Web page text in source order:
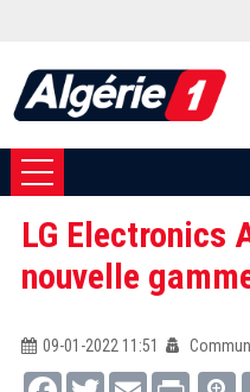
LG Electronics
nouvelle
09-01-2022 11:51
FacebookTwitterEmail Print